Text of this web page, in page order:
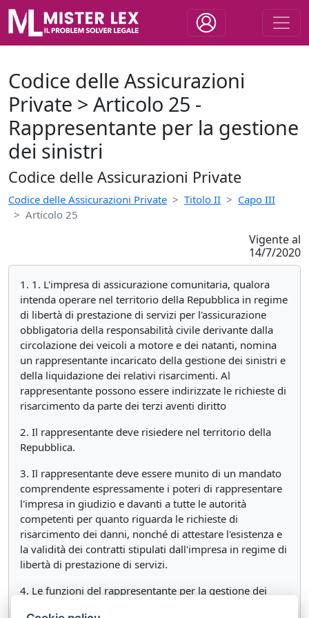
Codice delle Assicurazioni
Private > Articolo 25 -
Rappresentante per la gestione
dei sinistri
Codice delle Assicurazioni Private
Codice delle Assicurazioni Private Titolo II
Capo III
Articolo 25
Vigente al
14/7/2020
1. 1. L'impresa di assicurazione comunitaria, qualora
intenda operare nel territorio della Repubblica in regime
di libertà di prestazione di servizi per l'assicurazione
obbligatoria della responsabilità civile derivante dalla
circolazione dei veicoli a motore e dei natanti, nomina
un rappresentante incaricato della gestione dei sinistri e
della liquidazione dei relativi risarcimenti. Al
rappresentante possono essere indirizzate le richieste di
risarcimento da parte dei terzi aventi diritto
2. Il rappresentante deve risiedere nel territorio della
Repubblica.
3. Il rappresentante deve essere munito di un mandato
comprendente espressamente i poteri di rappresentare
l'impresa in giudizio e davanti a tutte le autorità
competenti per quanto riguarda le richieste di
risarcimento dei danni, nonché di attestare l'esistenza e
la validità dei contratti stipulati dall'impresa in regime di
libertà di prestazione di servizi.
4. Le funzioni del rappresentante per la gestione dei